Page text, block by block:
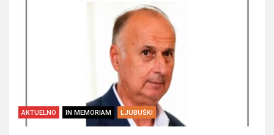
AKTUELNO IN MEMORIAM LJUBUŠKI